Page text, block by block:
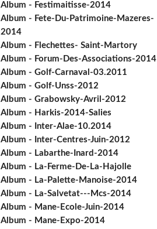
Album - Festimaitisse-2014
Album - Fete-Du-Patrimoine-Mazeres-
2014
Album - Flechettes- Saint-Martory
Album - Forum-Des-Associations-2014
Album - Golf-Carnaval-03.2011
Album - Golf-Unss-2012
Album - Grabowsky-Avril-2012
Album - Harkis-2014-Salies
Album - Inter-Alae-10.2014
Album - Inter-Centres-Juin-2012
Album - Labarthe-Inard-2014
Album - La-Ferme-De-La-Hajolle
Album - La-Palette-Manoise-2014
Album - La-Salvetat---Mcs-2014
Album - Mane-Ecole-Juin-2014
Album - Mane-Expo-2014